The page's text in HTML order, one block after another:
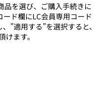
品を選び、ご購入手続きに
ド欄にLC会員専用コード
”適用する”を選択すると、
けます。